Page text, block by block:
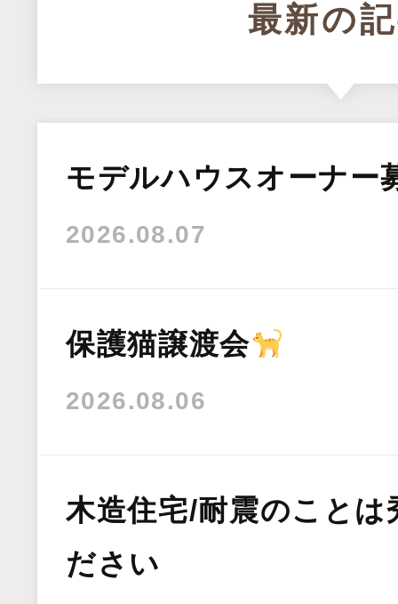
最新の
モデルハウスオーナー
2026.08.07
保護猫譲渡会
2026.08.06
木造住宅/耐震のことは
ださい